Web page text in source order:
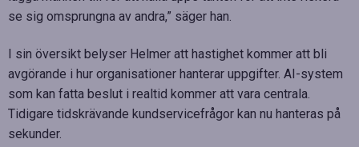
se sig omsprungna av andra,” säger han.
I sin översikt belyser Helmer att hastighet kommer att bli
avgörande i hur organisationer hanterar uppgifter. AI-system
som kan fatta beslut i realtid kommer att vara centrala.
Tidigare tidskrävande kundservicefrågor kan nu hanteras på
sekunder.